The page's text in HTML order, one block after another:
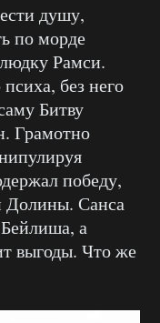
душу,
по морде
Рамси.
без него
Битву
Грамотно
победу,
Долины. Санса
а
выгоды. Что же